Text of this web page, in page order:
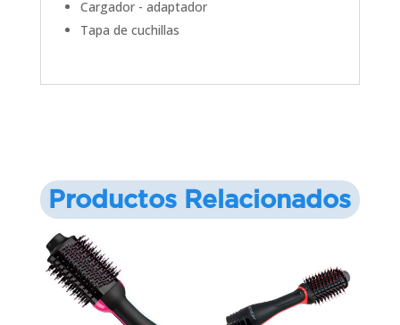
Cargador - adaptador
Tapa de cuchillas
Productos Relacionados